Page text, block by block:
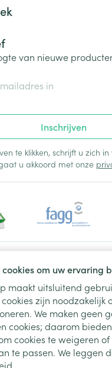
om uw ervaring
maakt uitsluitend
zijn noodzakelijk
We maken geen
cookies; daarom
cookies te weigeren
te passen. We leggen
van nieuwe
Inschrijven
te klikken, schrijft u zich
u akkoord met onze